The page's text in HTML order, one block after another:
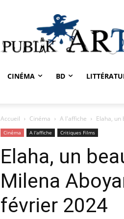
CINÉMA BD
Accueil Cinéma A l'affiche Elaha, un
Cinéma A l'affiche Critiques Films
Elaha, un
Milena
février 2024